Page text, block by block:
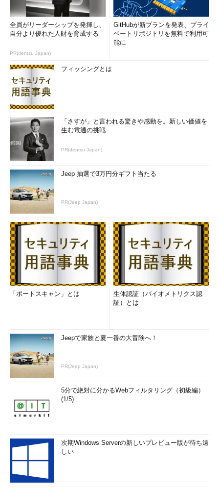
全員がリーダーシップを発揮し、
自分より優れた人財を育成する
PR(dentsu Japan)
GitHubが新プランを発表、プライ
ベートリポジトリを無料で利用可
能に
フィッシングとは
「さすが」と言われる驚きや感動を。新しい価値を
生む電通の挑戦
PR(dentsu Japan)
Jeep 抽選で3万円分ギフト当たる
PR(Jeep Japan)
「ポートスキャン」とは
生体認証（バイオメトリクス認
証）とは
Jeepで家族と夏一番の大冒険へ！
PR(Jeep Japan)
5分で絶対に分かるWebフィルタリング（初級編）
(1/5)
次期Windows Serverの新しいプレビュー版が待ち遠
しい